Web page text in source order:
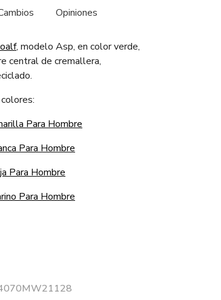
Opiniones
, modelo Asp, en color verde,
central de cremallera,
Para Hombre
Para Hombre
Para Hombre
Para Hombre